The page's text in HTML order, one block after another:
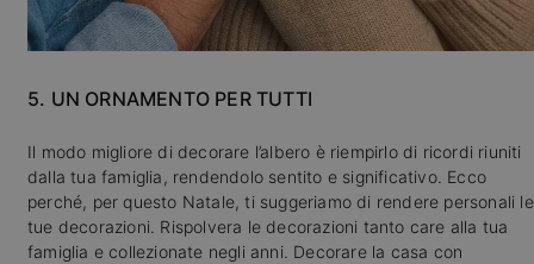
5. UN ORNAMENTO PER TUTTI
Il modo migliore di decorare l’albero è riempirlo di ricordi riuniti
dalla tua famiglia, rendendolo sentito e significativo. Ecco
perché, per questo Natale, ti suggeriamo di rendere personali le
tue decorazioni. Rispolvera le decorazioni tanto care alla tua
famiglia e collezionate negli anni. Decorare la casa con